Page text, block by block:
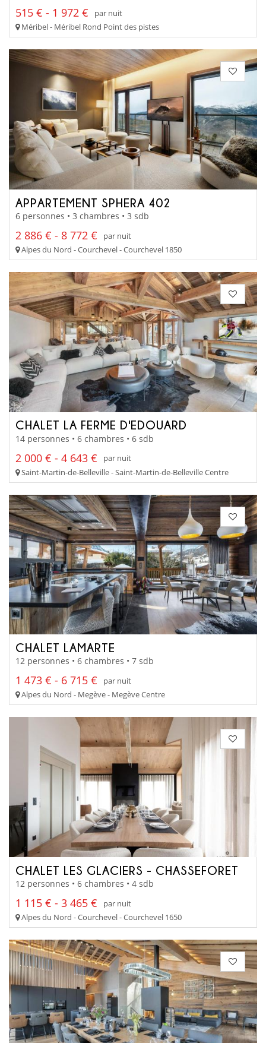
515 € - 1 972 €
par nuit
Méribel - Méribel Rond Point des pistes
APPARTEMENT SPHERA 402
6 personnes • 3 chambres • 3 sdb
2 886 € - 8 772 €
par nuit
Alpes du Nord - Courchevel - Courchevel 1850
CHALET LA FERME D'EDOUARD
14 personnes • 6 chambres • 6 sdb
2 000 € - 4 643 €
par nuit
Saint-Martin-de-Belleville - Saint-Martin-de-Belleville Centre
CHALET LAMARTE
12 personnes • 6 chambres • 7 sdb
1 473 € - 6 715 €
par nuit
Alpes du Nord - Megève - Megève Centre
CHALET LES GLACIERS - CHASSEFORET
12 personnes • 6 chambres • 4 sdb
1 115 € - 3 465 €
par nuit
Alpes du Nord - Courchevel - Courchevel 1650